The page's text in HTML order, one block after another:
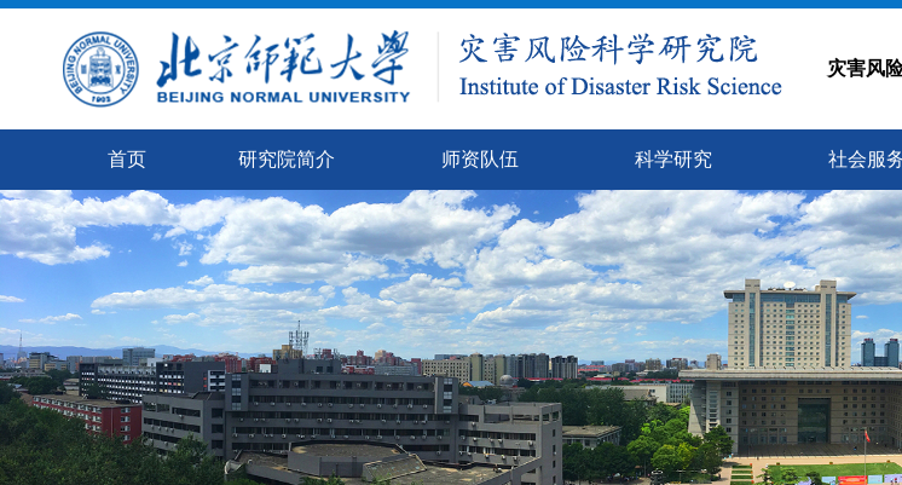
灾害风
首页 研究院简介 师资队伍 科学研究 社会服